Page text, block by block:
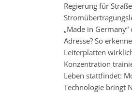
Regierung für
„Made in
Adresse? So
Leiterplatten
Konzentration
Leben stattfindet:
Technologie bringt